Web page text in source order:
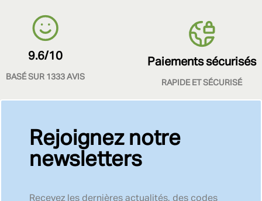
9.6/10
BASÉ SUR 1333 AVIS
Paiements sécurisés
RAPIDE ET SÉCURISÉ
Rejoignez notre
newsletters
Recevez les dernières actualités, des codes